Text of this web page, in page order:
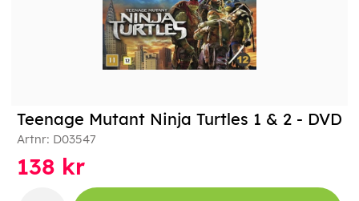
Teenage Mutant Ninja Turtles 1 & 2 - DVD
Artnr: D03547
138 kr